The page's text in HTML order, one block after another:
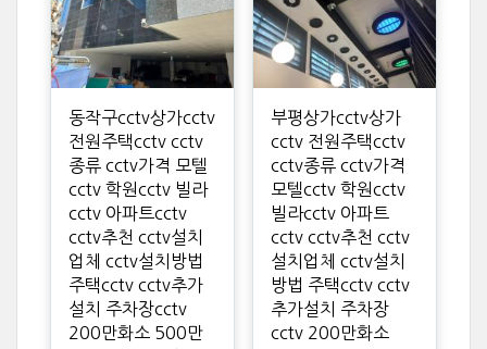
동작구cctv상가cctv
전원주택cctv cctv
종류 cctv가격 모텔
cctv 학원cctv 빌라
cctv 아파트cctv
cctv추천 cctv설치
업체 cctv설치방법
주택cctv cctv추가
설치 주차장cctv
200만화소 500만
부평상가cctv상가
cctv 전원주택cctv
cctv종류 cctv가격
모텔cctv 학원cctv
빌라cctv 아파트
cctv cctv추천 cctv
설치업체 cctv설치
방법 주택cctv cctv
추가설치 주차장
cctv 200만화소